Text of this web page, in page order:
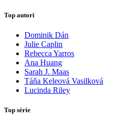
Top autori
Dominik Dán
Julie Caplin
Rebecca Yarros
Ana Huang
Sarah J. Maas
Táňa Keleová Vasilková
Lucinda Riley
Top série